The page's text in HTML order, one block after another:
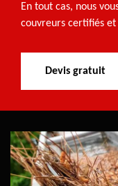
En tout cas, nous
couvreurs certifiés
Devis gratuit